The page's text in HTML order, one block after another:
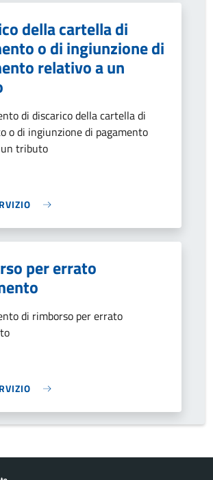
della cartella di
o di ingiunzione di
relativo a un
di discarico della cartella di
o di ingiunzione di pagamento
tributo
per errato
di rimborso per errato